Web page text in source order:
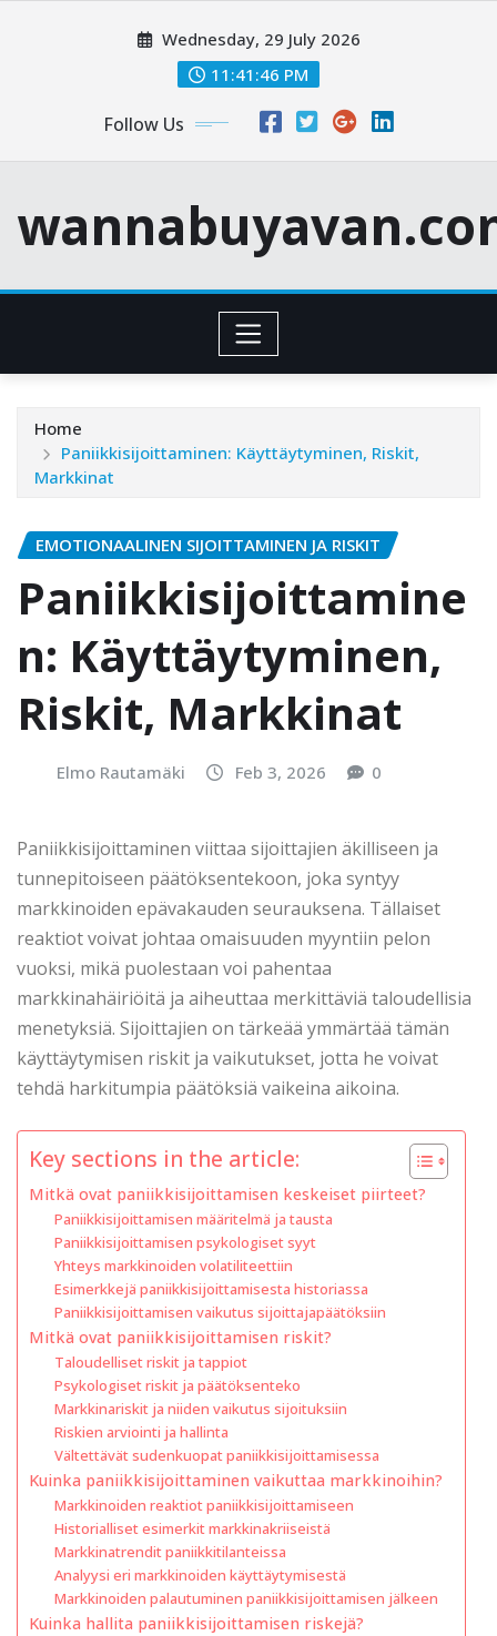
Wednesday, 29 July 2026
11:41:47 PM
Follow Us
Home
Paniikkisijoittaminen: Käyttäytyminen, Riskit,
Markkinat
EMOTIONAALINEN SIJOITTAMINEN JA RISKIT
Paniikkisijoittamine
n: Käyttäytyminen,
Riskit, Markkinat
Elmo Rautamäki Feb 3, 2026 0
Paniikkisijoittaminen viittaa sijoittajien äkilliseen ja
tunnepitoiseen päätöksentekoon, joka syntyy
markkinoiden epävakauden seurauksena. Tällaiset
reaktiot voivat johtaa omaisuuden myyntiin pelon
vuoksi, mikä puolestaan voi pahentaa
markkinahäiriöitä ja aiheuttaa merkittäviä taloudellisia
menetyksiä. Sijoittajien on tärkeää ymmärtää tämän
käyttäytymisen riskit ja vaikutukset, jotta he voivat
tehdä harkitumpia päätöksiä vaikeina aikoina.
Key sections in the article:
Mitkä ovat paniikkisijoittamisen keskeiset piirteet?
Paniikkisijoittamisen määritelmä ja tausta
Paniikkisijoittamisen psykologiset syyt
Yhteys markkinoiden volatiliteettiin
Esimerkkejä paniikkisijoittamisesta historiassa
Paniikkisijoittamisen vaikutus sijoittajapäätöksiin
Mitkä ovat paniikkisijoittamisen riskit?
Taloudelliset riskit ja tappiot
Psykologiset riskit ja päätöksenteko
Markkinariskit ja niiden vaikutus sijoituksiin
Riskien arviointi ja hallinta
Vältettävät sudenkuopat paniikkisijoittamisessa
Kuinka paniikkisijoittaminen vaikuttaa markkinoihin?
Markkinoiden reaktiot paniikkisijoittamiseen
Historialliset esimerkit markkinakriiseistä
Markkinatrendit paniikkitilanteissa
Analyysi eri markkinoiden käyttäytymisestä
Markkinoiden palautuminen paniikkisijoittamisen jälkeen
Kuinka hallita paniikkisijoittamisen riskejä?